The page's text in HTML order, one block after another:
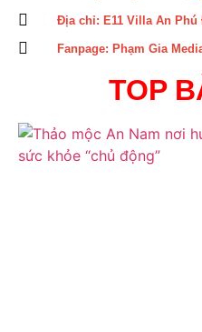
Địa chỉ: E11 Villa An Phú
Fanpage: Phạm Gia
TOP